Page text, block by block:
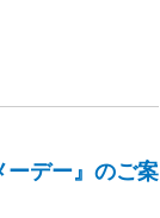
デー』のご案